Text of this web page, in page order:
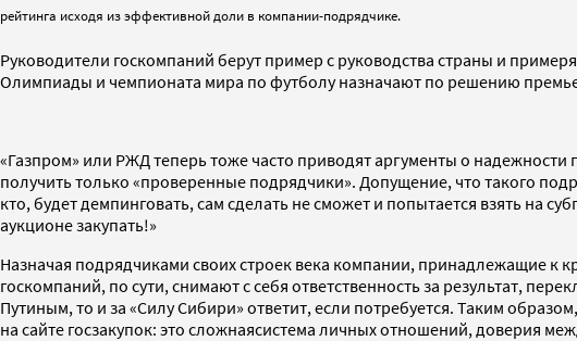
рейтинга исходя из эффективной доли в компании-подрядчике.
Руководители госкомпаний берут пример с руководства страны и
Олимпиады и чемпионата мира по футболу назначают по решению
«Газпром» или РЖД теперь тоже часто приводят аргументы о надежности
получить только «проверенные подрядчики». Допущение, что такого
кто, будет демпинговать, сам сделать не сможет и попытается взять на
аукционе закупать!»
Назначая подрядчиками своих строек века компании, принадлежащие к
госкомпаний, по сути, снимают с себя ответственность за результат,
Путиным, то и за «Силу Сибири» ответит, если потребуется. Таким
на сайте госзакупок: это сложнаясистема личных отношений, доверия